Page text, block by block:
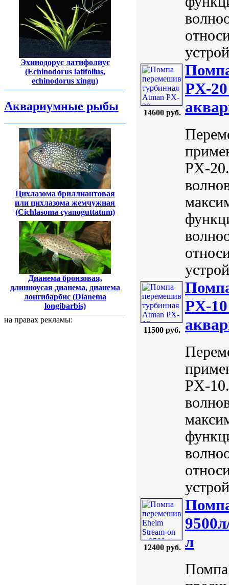
Эхинодорус латифолиус
(Echinodorus latifolius,
echinodorus xingu)
Аквариумные рыбы
Цихлазома бриллиантовая
или цихлазома жемчужная
(Cichlasoma cyanoguttatum)
Дианема бронзовая,
длинноусая дианема, дианема
лонгибарбис (Dianema
longibarbis)
на правах рекламы:
14600 руб.
PX-
PX-
11500 руб.
PX-
PX-
12400 руб. л
Помпа